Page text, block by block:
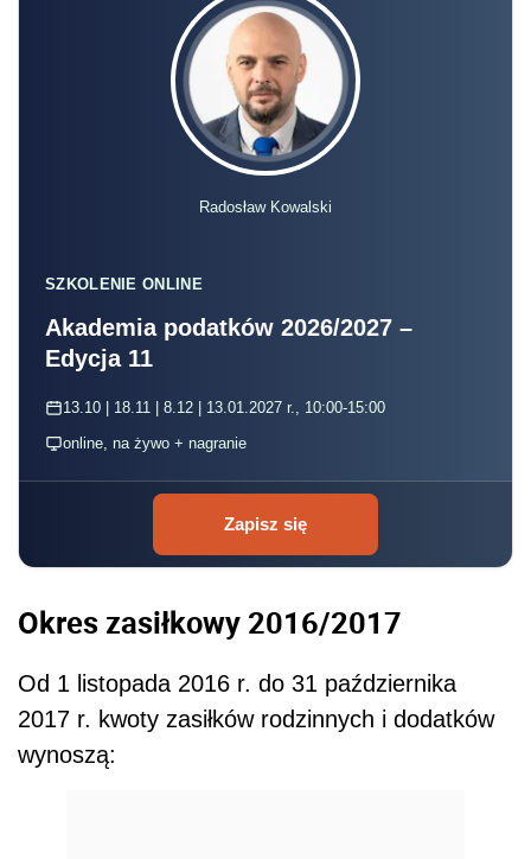
Radosław Kowalski
SZKOLENIE ONLINE
Akademia podatków 2026/2027 –
Edycja 11
13.10 | 18.11 | 8.12 | 13.01.2027 r., 10:00-15:00
online, na żywo + nagranie
Zapisz się
Okres zasiłkowy 2016/2017
Od 1 listopada 2016 r. do 31 października
2017 r. kwoty zasiłków rodzinnych i dodatków
wynoszą: